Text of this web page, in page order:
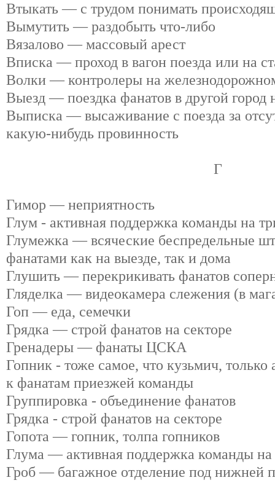
Втыкать — с трудом понимать
Вымутить — раздобыть что-либо
Вязалово — массовый арест
Вписка — проход в вагон поезда или на
Волки — контролеры на
Выезд — поездка фанатов в другой город
Выписка — высаживание с поезда за
какую-нибудь провинность
Г
Гимор — неприятность
Глум - активная поддержка команды на
Глумежка — всяческие беспредельные
фанатами как на выезде, так и дома
Глушить — перекрикивать фанатов
Гляделка — видеокамера слежения (в
Гоп — еда, семечки
Грядка — строй фанатов на секторе
Гренадеры — фанаты ЦСКА
Гопник - тоже самое, что кузьмич, только
к фанатам приезжей команды
Группировка - объединение фанатов
Грядка - строй фанатов на секторе
Гопота — гопник, толпа гопников
Глума — активная поддержка команды на
Гроб — багажное отделение под нижней